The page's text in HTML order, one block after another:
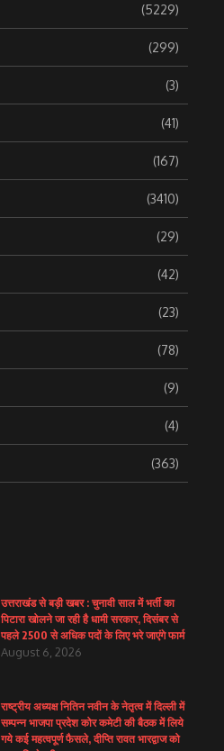
(5229)
(299)
(3)
(41)
(167)
(3410)
(29)
(42)
(23)
(78)
(9)
(4)
(363)
उत्तराखंड से बड़ी खबर : चुनावी साल में भर्ती का
पिटारा खोलने जा रही है धामी सरकार, दिसंबर से
पहले 2500 से अधिक पदों के लिए भरे जाएंगे फार्म
August 6, 2026
राष्ट्रीय अध्यक्ष नितिन नवीन के नेतृत्व में दिल्ली में
सम्पन्न भाजपा प्रदेश कोर कमेटी की बैठक में लिये
गये कई महत्वपूर्ण फैसले, दीप्ति रावत भारद्वाज को